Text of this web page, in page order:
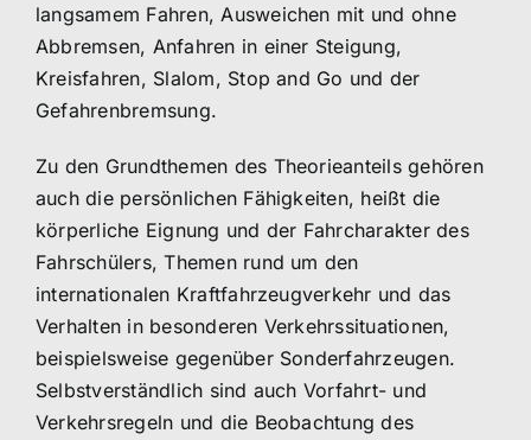
langsamem Fahren, Ausweichen mit und ohne
Abbremsen, Anfahren in einer Steigung,
Kreisfahren, Slalom, Stop and Go und der
Gefahrenbremsung.
Zu den Grundthemen des Theorieanteils gehören
auch die persönlichen Fähigkeiten, heißt die
körperliche Eignung und der Fahrcharakter des
Fahrschülers, Themen rund um den
internationalen Kraftfahrzeugverkehr und das
Verhalten in besonderen Verkehrssituationen,
beispielsweise gegenüber Sonderfahrzeugen.
Selbstverständlich sind auch Vorfahrt- und
Verkehrsregeln und die Beobachtung des